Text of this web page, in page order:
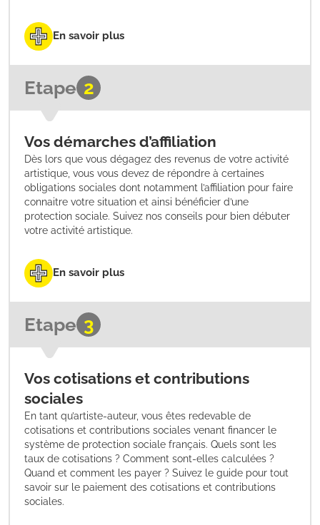
En savoir plus
Etape 2
Vos démarches d’affiliation
Dès lors que vous dégagez des revenus de votre activité
artistique, vous vous devez de répondre à certaines
obligations sociales dont notamment l’affiliation pour faire
connaitre votre situation et ainsi bénéficier d’une
protection sociale. Suivez nos conseils pour bien débuter
votre activité artistique.
En savoir plus
Etape 3
Vos cotisations et contributions
sociales
En tant qu’artiste-auteur, vous êtes redevable de
cotisations et contributions sociales venant financer le
système de protection sociale français. Quels sont les
taux de cotisations ? Comment sont-elles calculées ?
Quand et comment les payer ? Suivez le guide pour tout
savoir sur le paiement des cotisations et contributions
sociales.